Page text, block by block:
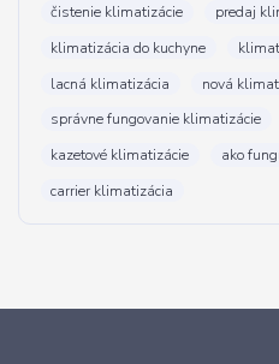
čistenie klimatizácie
predaj
klimatizácia do kuchyne
lacná klimatizácia
nová
správne fungovanie klimatizácie
kazetové klimatizácie
ako
carrier klimatizácia